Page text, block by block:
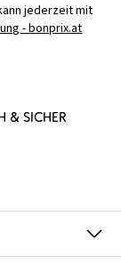
jederzeit mit
- bonprix.at
& sicher